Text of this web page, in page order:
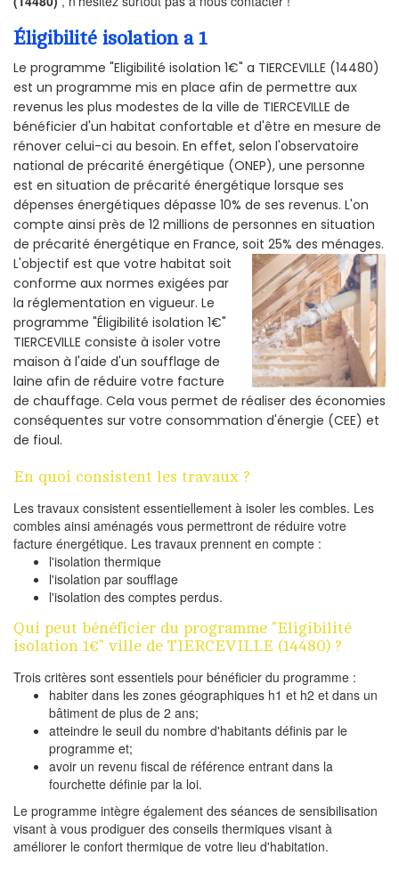
Éligibilité isolation a 1
Le programme "Eligibilité isolation 1€" a TIERCEVILLE (14480)
est un programme mis en place afin de permettre aux
revenus les plus modestes de la ville de TIERCEVILLE de
bénéficier d'un habitat confortable et d'être en mesure de
rénover celui-ci au besoin. En effet, selon l'observatoire
national de précarité énergétique (ONEP), une personne
est en situation de précarité énergétique lorsque ses
dépenses énergétiques dépasse 10% de ses revenus. L'on
compte ainsi près de 12 millions de personnes en situation
de précarité énergétique en France, soit 25% des ménages.
L'objectif est que votre habitat soit
conforme aux normes exigées par
la réglementation en vigueur. Le
programme "Éligibilité isolation 1€"
TIERCEVILLE consiste à isoler votre
maison à l'aide d'un soufflage de
laine afin de réduire votre facture
de chauffage. Cela vous permet de réaliser des économies
conséquentes sur votre consommation d'énergie (CEE) et
de fioul.
En quoi consistent les travaux ?
Les travaux consistent essentiellement à isoler les combles. Les
combles ainsi aménagés vous permettront de réduire votre
facture énergétique. Les travaux prennent en compte :
l'isolation thermique
l'isolation par soufflage
l'isolation des comptes perdus.
Qui peut bénéficier du programme "Eligibilité
isolation 1€" ville de TIERCEVILLE (14480) ?
Trois critères sont essentiels pour bénéficier du programme :
habiter dans les zones géographiques h1 et h2 et dans un
bâtiment de plus de 2 ans;
atteindre le seuil du nombre d'habitants définis par le
programme et;
avoir un revenu fiscal de référence entrant dans la
fourchette définie par la loi.
Le programme intègre également des séances de sensibilisation
visant à vous prodiguer des conseils thermiques visant à
améliorer le confort thermique de votre lieu d'habitation.